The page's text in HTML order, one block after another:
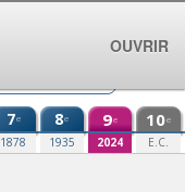
7e
1878
8e
1935
9e
2024
10e
E.C.
OUVRIR